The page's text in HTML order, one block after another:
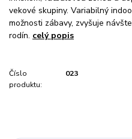
vekové skupiny. Variabilný
možnosti zábavy, zvyšuje
rodín. celý popis
Číslo
produktu:
023